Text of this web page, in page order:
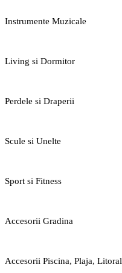
Instrumente Muzicale
Living si Dormitor
Perdele si Draperii
Scule si Unelte
Sport si Fitness
Accesorii Gradina
Accesorii Piscina, Plaja, Litoral